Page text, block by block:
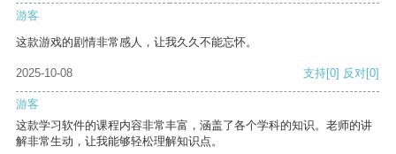
游客
这款游戏的剧情非常感人，让我久久不能忘怀。
2025-10-08 支持[0] 反对[0]
游客
这款学习软件的课程内容非常丰富，涵盖了各个学科的知识。老师的讲
解非常生动，让我能够轻松理解知识点。